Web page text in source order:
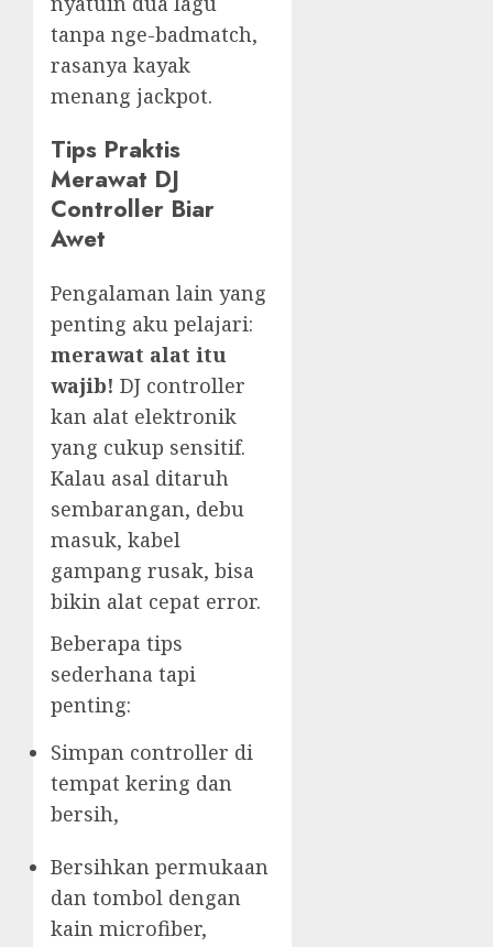
tanpa nge-badmatch,
rasanya kayak
menang jackpot.
Tips Praktis
Merawat DJ
Controller Biar
Awet
Pengalaman lain yang
penting aku pelajari:
merawat alat itu
wajib! DJ controller
kan alat elektronik
yang cukup sensitif.
Kalau asal ditaruh
sembarangan, debu
masuk, kabel
gampang rusak, bisa
bikin alat cepat error.
Beberapa tips
sederhana tapi
penting:
Simpan controller di
tempat kering dan
bersih,
Bersihkan permukaan
dan tombol dengan
kain microfiber,